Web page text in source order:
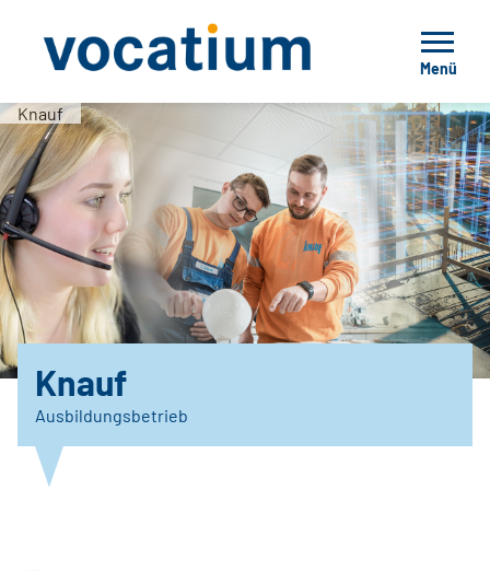
Menü
Knauf
Knauf
Ausbildungsbetrieb